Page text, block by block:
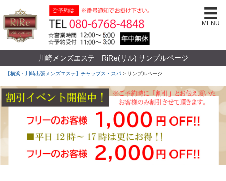
川崎メンズエステ RiRe(リル) サンプルページ
MENU
【横浜・川崎出張メンズエステ】チャップス・スパ > サンプルページ